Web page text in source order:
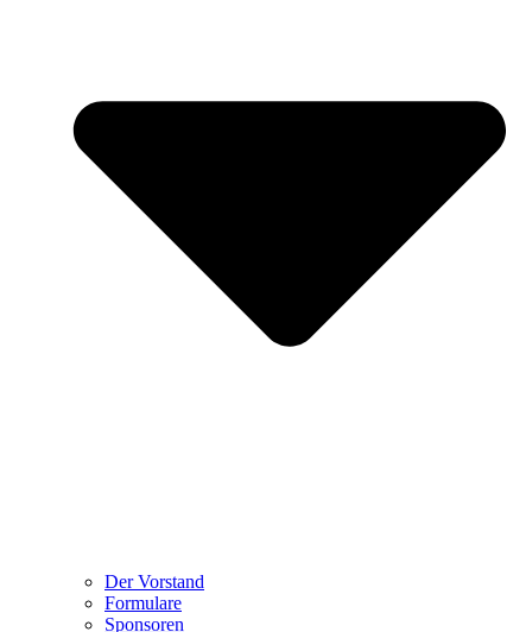
Der Vorstand
Formulare
Sponsoren